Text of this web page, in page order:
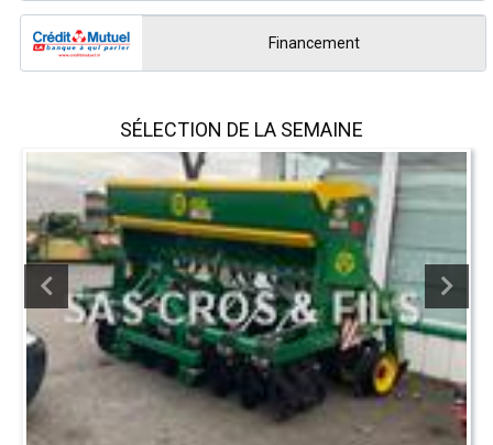
Financement
SÉLECTION DE LA SEMAINE